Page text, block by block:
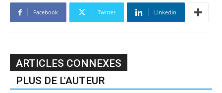
Facebook Twitter Linkedin
ARTICLES CONNEXES
PLUS DE L'AUTEUR